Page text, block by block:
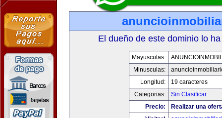
El dueño de este dominio lo
Mayusculas:
Minusculas:
Longitud:
19 caracteres
Categorias:
Sin Clasificar
Precio:
Realizar una